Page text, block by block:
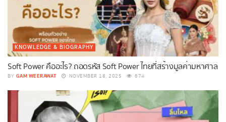
KNOWLEDGE & BIOGRAPHY
Soft Power คืออะไร? ถอดรหัส Soft Power ไทยที่สร้างมูลค่ามหาศาล
BY GAM WEERAWAT NOVEMBER 18, 2025 674